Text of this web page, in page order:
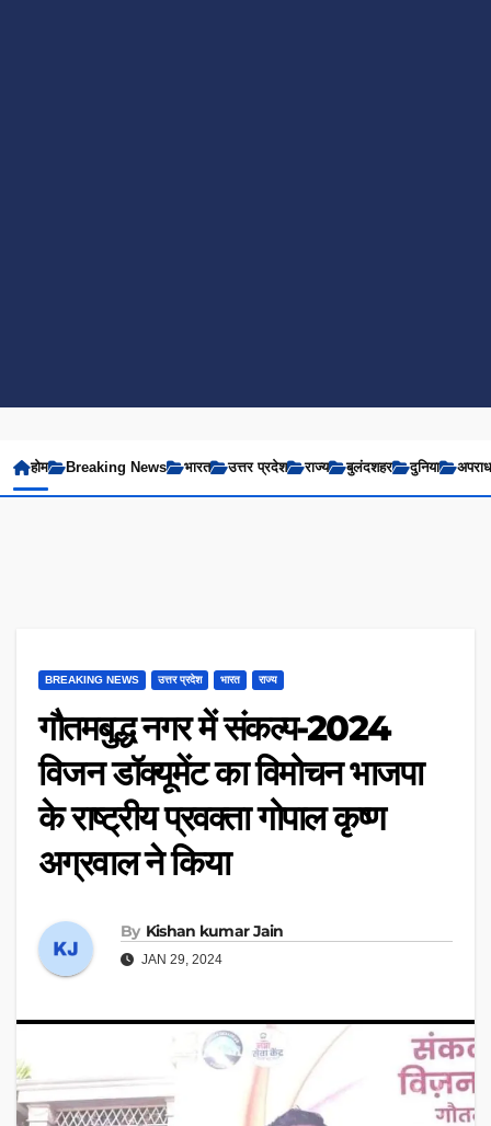
होम Breaking News भारत उत्तर प्रदेश राज्य बुलंदशहर दुनिया अपराध
BREAKING NEWS उत्तर प्रदेश भारत राज्य
गौतमबुद्ध नगर में संकल्प-2024
विजन डॉक्यूमेंट का विमोचन भाजपा
के राष्ट्रीय प्रवक्ता गोपाल कृष्ण
अग्रवाल ने किया
By Kishan kumar Jain
JAN 29, 2024